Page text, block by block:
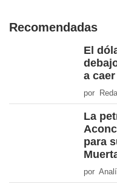
Recomendadas
El
a
por
La
para
por